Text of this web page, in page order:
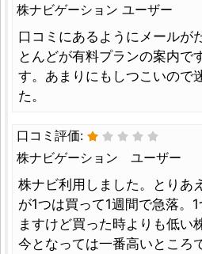
株ナビゲーション ユーザー
口コミにあるようにメールが
とんどが有料プランの案内で
す。あまりにもしつこいので
た。
口コミ評価:
株ナビゲーション ユーザー
株ナビ利用しました。とりあ
が1つは買って1週間で急落。
ますけど買った時よりも低い
今となっては一番高いところ